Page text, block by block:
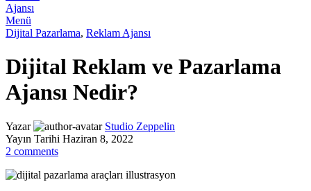
Menü
Dijital Pazarlama, Reklam Ajansı
Dijital Reklam ve Pazarlama
Ajansı Nedir?
Yazar
Studio Zeppelin
Yayın Tarihi Haziran 8, 2022
2 comments